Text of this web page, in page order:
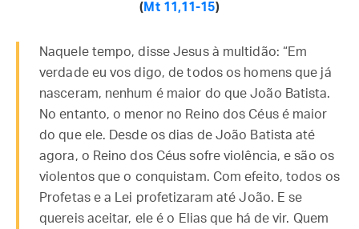
( Mt 11,11-15)
Naquele tempo, disse Jesus à multidão: “Em
verdade eu vos digo, de todos os homens que já
nasceram, nenhum é maior do que João Batista.
No entanto, o menor no Reino dos Céus é maior
do que ele. Desde os dias de João Batista até
agora, o Reino dos Céus sofre violência, e são os
violentos que o conquistam. Com efeito, todos os
Profetas e a Lei profetizaram até João. E se
quereis aceitar, ele é o Elias que há de vir. Quem